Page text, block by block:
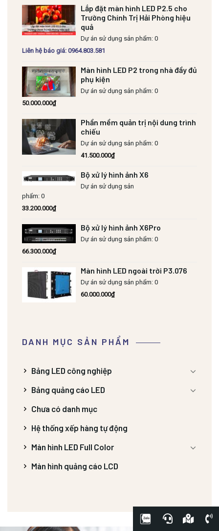
Lắp đặt màn hình LED P2.5 cho
Trường Chính Trị Hải Phòng hiệu
quả
Dự án sử dụng sản phẩm: 0
Liên hệ báo giá: 0964.803.581
Màn hình LED P2 trong nhà đầy đủ
phụ kiện
Dự án sử dụng sản phẩm: 0
50.000.000₫
Phần mềm quản trị nội dung trình
chiếu
Dự án sử dụng sản phẩm: 0
41.500.000₫
Bộ xử lý hình ảnh X6
Dự án sử dụng sản
phẩm: 0
33.200.000₫
Bộ xử lý hình ảnh X6Pro
Dự án sử dụng sản phẩm: 0
66.300.000₫
Màn hình LED ngoài trời P3.076
Dự án sử dụng sản phẩm: 0
60.000.000₫
DANH MỤC SẢN PHẨM
Bảng LED công nghiệp
Bảng quảng cáo LED
Chưa có danh mục
Hệ thống xếp hàng tự động
Màn hình LED Full Color
Màn hình quảng cáo LCD